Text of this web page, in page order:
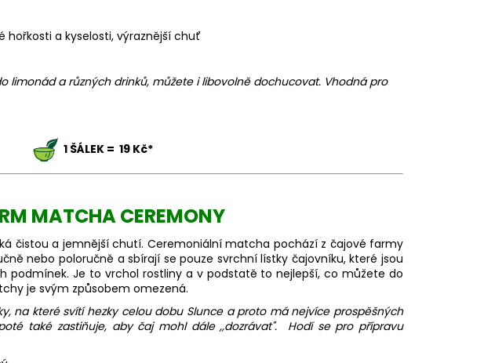
a kyselosti, výraznější chuť
limonád a různých drinků, můžete i libovolně dochucovat. Vhodná pro
1 ŠÁLEK = 19 Kč*
MATCHA CEREMONY
čistou a jemnější chutí. Ceremoniální matcha pochází z čajové farmy
nebo poloručně a sbírají se pouze svrchní lístky čajovníku, které jsou
podmínek. Je to vrchol rostliny a v podstatě to nejlepší, co můžete do
je svým způsobem omezená.
na které svítí hezky celou dobu Slunce a proto má nejvíce prospěšných
také zastiňuje, aby čaj mohl dále ,,dozrávat". Hodí se pro přípravu